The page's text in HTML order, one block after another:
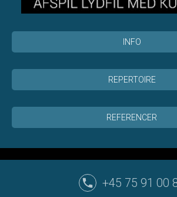
INFO
REPERTOIRE
REFERENCER
+45 75 91 00